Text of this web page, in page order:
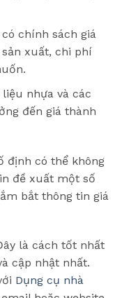
chính sách giá
xuất, chi phí
liệu nhựa và các
đến giá thành
định có thể không
đề xuất một số
bắt thông tin giá
là cách tốt nhất
cập nhật nhất.
Dụng cụ nhà